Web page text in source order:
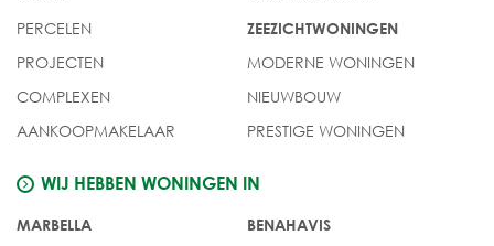
PERCELEN
PROJECTEN
COMPLEXEN
AANKOOPMAKELAAR
ZEEZICHTWONINGEN
MODERNE WONINGEN
NIEUWBOUW
PRESTIGE WONINGEN
WIJ HEBBEN WONINGEN IN
MARBELLA BENAHAVIS